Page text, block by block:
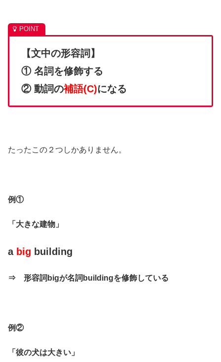
【文中の形容詞】
① 名詞を修飾する
② 動詞の補語(C)になる
たったこの２つしかありません。
例①
「大きな建物」
a big building
⇒ 形容詞bigが名詞buildingを修飾している
例②
「彼の犬は大きい」